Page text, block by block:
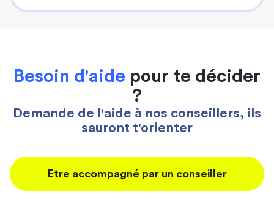
Besoin d'aide pour te décider
?
Demande de l'aide à nos conseillers, ils
sauront t'orienter
Etre accompagné par un conseiller